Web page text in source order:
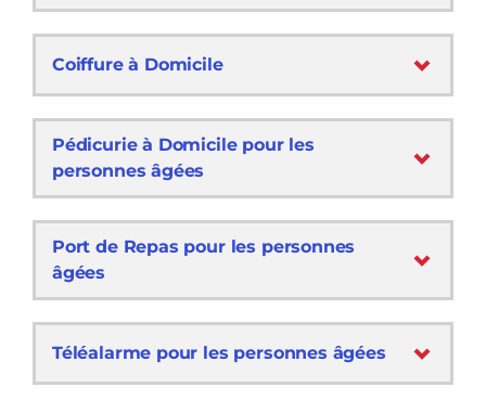
Coiffure à Domicile
Pédicurie à Domicile pour les
personnes âgées
Port de Repas pour les personnes
âgées
Téléalarme pour les personnes âgées